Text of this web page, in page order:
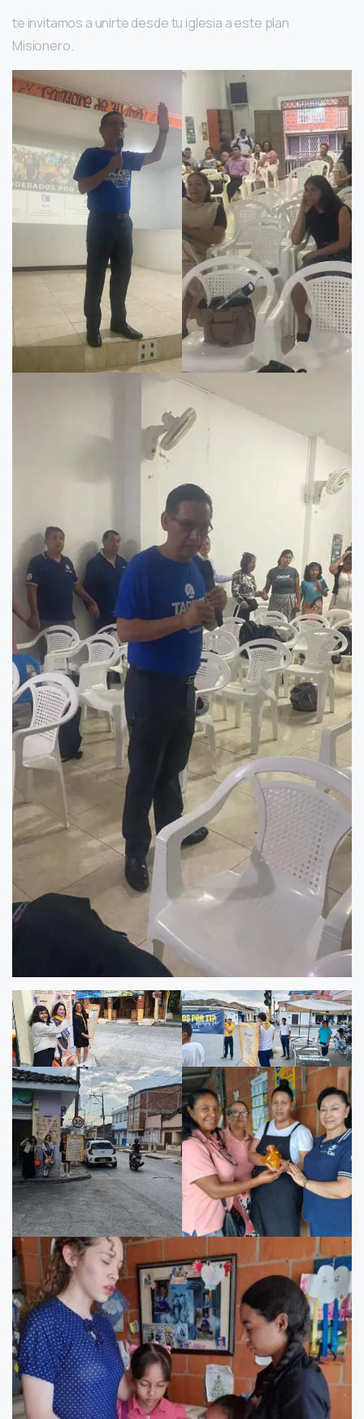
te invitamos a unirte desde tu iglesia a este plan
Misionero.